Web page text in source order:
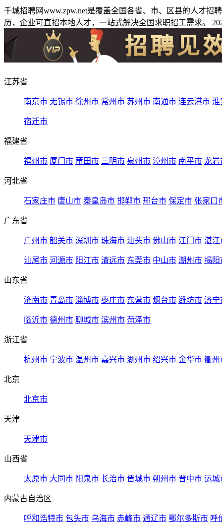
千城招聘网www.zpw.net是覆盖全国各省、市、区县的人才
历，企业可直招本地人才，一站式解决全国求职招工需求。
江苏省
南京市 无锡市 徐州市 常州市 苏州市 南通市 连云港市 淮
宿迁市
福建省
福州市 厦门市 莆田市 三明市 泉州市 漳州市 南平市 龙岩
河北省
石家庄市 唐山市 秦皇岛市 邯郸市 邢台市 保定市 张家口
广东省
广州市 韶关市 深圳市 珠海市 汕头市 佛山市 江门市 湛江
汕尾市 河源市 阳江市 清远市 东莞市 中山市 潮州市 揭阳
山东省
济南市 青岛市 淄博市 枣庄市 东营市 烟台市 潍坊市 济宁
临沂市 德州市 聊城市 滨州市 菏泽市
浙江省
杭州市 宁波市 温州市 嘉兴市 湖州市 绍兴市 金华市 衢州
北京
北京市
天津
天津市
山西省
太原市 大同市 阳泉市 长治市 晋城市 朔州市 晋中市 运城
内蒙古自治区
呼和浩特市 包头市 乌海市 赤峰市 通辽市 鄂尔多斯市 呼